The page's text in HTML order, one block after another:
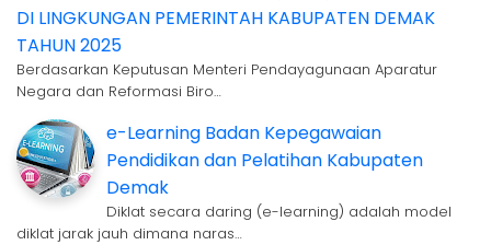
DI LINGKUNGAN PEMERINTAH KABUPATEN DEMAK
TAHUN 2025
Berdasarkan Keputusan Menteri Pendayagunaan Aparatur
Negara dan Reformasi Biro…
e-Learning Badan Kepegawaian
Pendidikan dan Pelatihan Kabupaten
Demak
Diklat secara daring (e-learning) adalah model
diklat jarak jauh dimana naras…